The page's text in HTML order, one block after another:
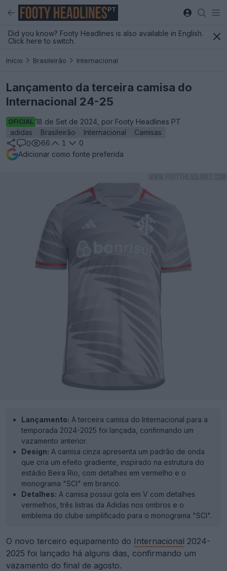
PT
Did you know? Footy Headlines is also available in English.
Click here to switch.
Início Brasileirão Internacional
Lançamento da terceira camisa do
Internacional 24-25
OFICIAL 18 de Set de 2024, por Footy Headlines PT
adidas
Brasileirão Internacional
Camisas
0
66 1
0
Adicionar como fonte preferida
Lançamento: A terceira camisa do Internacional para a
temporada 2024-2025 foi lançada, confirmando um
vazamento anterior.
Design: A camisa cinza apresenta um padrão de onda
que cria um efeito gradiente, inspirado na estrutura do
estádio Beira Rio, com detalhes em vermelho e o
monograma "SCI" em branco.
Detalhes: A camisa possui gola em V com detalhes
vermelhos, três listras da Adidas nos ombros e o
emblema do clube simplificado para o monograma "SCI".
O novo terceiro equipamento do Internacional 2024-
2025 foi lançado há alguns dias, confirmando um
vazamento do final de agosto.